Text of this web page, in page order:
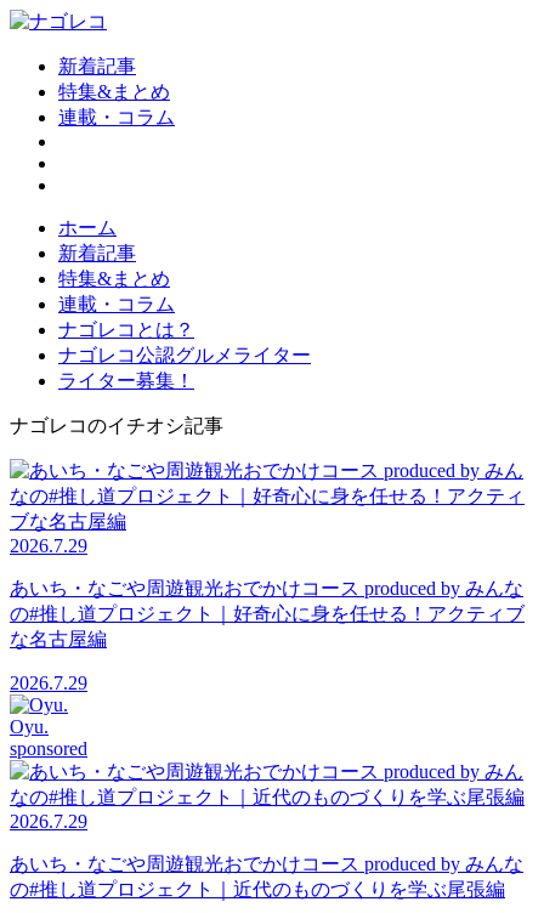
新着記事
特集&まとめ
連載・コラム
ホーム
新着記事
特集&まとめ
連載・コラム
ナゴレコとは？
ナゴレコ公認グルメライター
ライター募集！
ナゴレコのイチオシ記事
2026.7.29
あいち・なごや周遊観光おでかけコース produced by みんな
の#推し道プロジェクト｜好奇心に身を任せる！アクティブ
な名古屋編
2026.7.29
Oyu.
sponsored
2026.7.29
あいち・なごや周遊観光おでかけコース produced by みんな
の#推し道プロジェクト｜近代のものづくりを学ぶ尾張編